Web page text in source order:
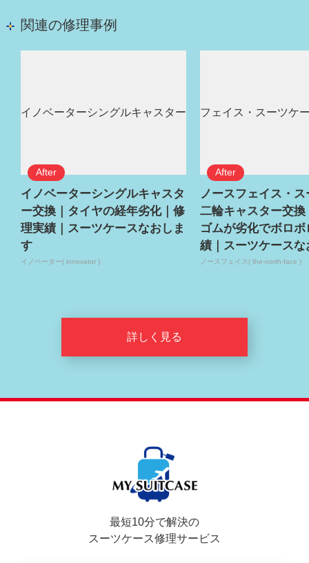
関連の修理事例
イノベーターシングルキャスタ
ー交換｜タイヤの経年劣化｜修
理実績｜スーツケースなおしま
す
イノベーター( innovator )
ノースフェイス・
二輪キャスター交換
ゴムが劣化でボロ
績｜スーツケースな
ノースフェイス( the-north-face )
詳しく見る
最短10分で解決の
スーツケース修理サービス